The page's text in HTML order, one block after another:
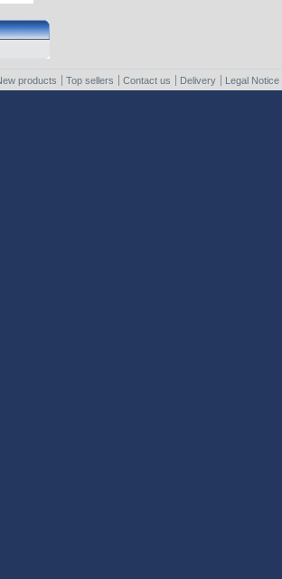
products Top sellers Contact us Delivery Legal Notice